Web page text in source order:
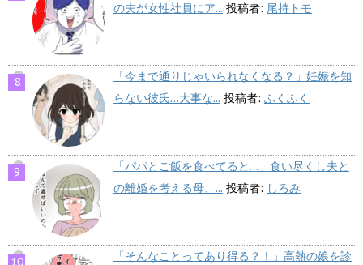
の夫が女性社員にア... 投稿者: 尾持トモ
「今まで通りじゃいられなくなる？」妊娠を知
らない彼氏…大事な... 投稿者: ふくふく
「パパとご飯を食べてると…」食い尽くし夫と
の離婚を考える母、... 投稿者: しろみ
「そんなことってあり得る？！」高熱の娘を診